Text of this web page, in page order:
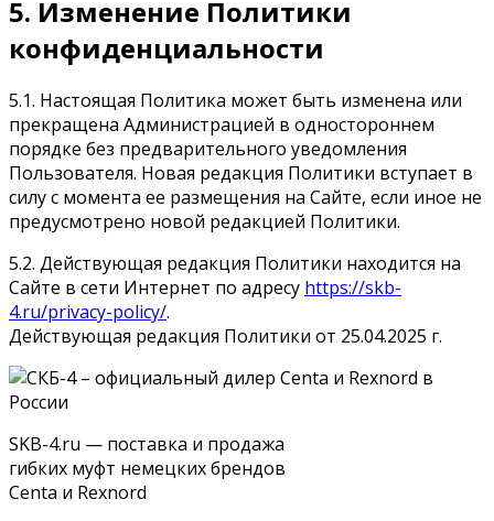
5. Изменение Политики
конфиденциальности
5.1. Настоящая Политика может быть изменена или
прекращена Администрацией в одностороннем
порядке без предварительного уведомления
Пользователя. Новая редакция Политики вступает в
силу с момента ее размещения на Сайте, если иное не
предусмотрено новой редакцией Политики.
5.2. Действующая редакция Политики находится на
Сайте в сети Интернет по адресу https://skb-
4.ru/privacy-policy/.
Действующая редакция Политики от 25.04.2025 г.
SKB-4.ru — поставка и продажа
гибких муфт немецких брендов
Centa и Rexnord